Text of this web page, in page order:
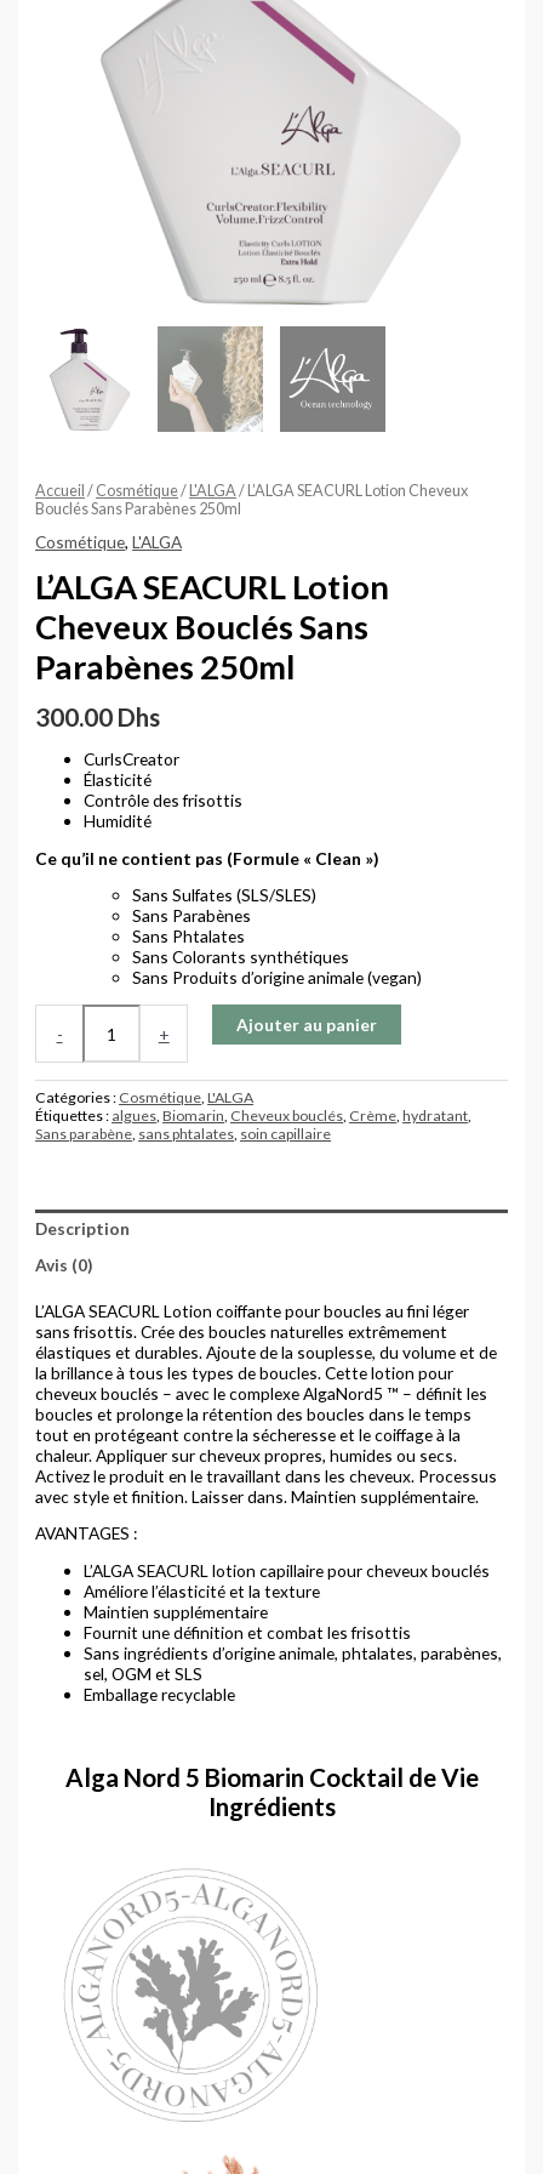
Accueil / Cosmétique/ L'ALGA/ L’ALGA SEACURL Lotion Cheveux
Bouclés Sans Parabènes 250ml
Cosmétique,L'ALGA
L’ALGA SEACURL Lotion
Cheveux Bouclés Sans
Parabènes 250ml
300.00 Dhs
CurlsCreator
Élasticité
Contrôle des frisottis
Humidité
Ce qu’il ne contient pas (Formule « Clean »)
Sans Sulfates (SLS/SLES)
Sans Parabènes
Sans Phtalates
Sans Colorants synthétiques
Sans Produits d’origine animale (vegan)
- + Ajouter au panier
Catégories : Cosmétique,L'ALGA
Étiquettes : algues,Biomarin, Cheveux bouclés, Crème,hydratant,
Sans parabène, sans phtalates, soin capillaire
Description
Avis (0)
L’ALGA SEACURL Lotion coiffante pour boucles au fini léger
sans frisottis. Crée des boucles naturelles extrêmement
élastiques et durables. Ajoute de la souplesse, du volume et de
la brillance à tous les types de boucles. Cette lotion pour
cheveux bouclés – avec le complexe AlgaNord5 ™ – définit les
boucles et prolonge la rétention des boucles dans le temps
tout en protégeant contre la sécheresse et le coiffage à la
chaleur. Appliquer sur cheveux propres, humides ou secs.
Activez le produit en le travaillant dans les cheveux. Processus
avec style et finition. Laisser dans. Maintien supplémentaire.
AVANTAGES :
L’ALGA SEACURL lotion capillaire pour cheveux bouclés
Améliore l’élasticité et la texture
Maintien supplémentaire
Fournit une définition et combat les frisottis
Sans ingrédients d’origine animale, phtalates, parabènes,
sel, OGM et SLS
Emballage recyclable
Alga Nord 5 Biomarin Cocktail de Vie
Ingrédients